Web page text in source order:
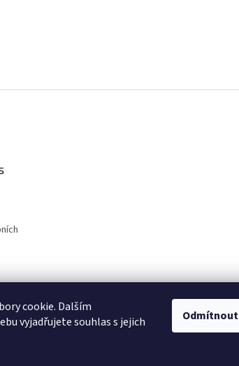
cookie. Dalším
vyjadřujete souhlas s jejich
Odmítnout
nahradni-uhliky.cz